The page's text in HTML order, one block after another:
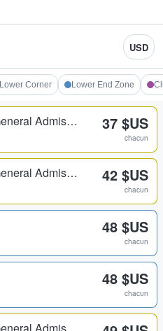
USD
Lower Corner Lower End Zone
Emerald City Supporters General Admission 37 $US
chacun
Emerald City Supporters General Admission 42 $US
chacun
48 $US
chacun
48 $US
chacun